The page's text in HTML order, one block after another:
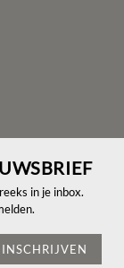
in je inbox.
INSCHRIJVEN